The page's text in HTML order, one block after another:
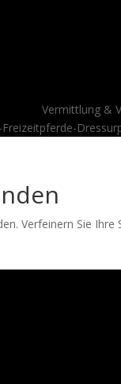
Vermittlung &
Verfeinern Sie